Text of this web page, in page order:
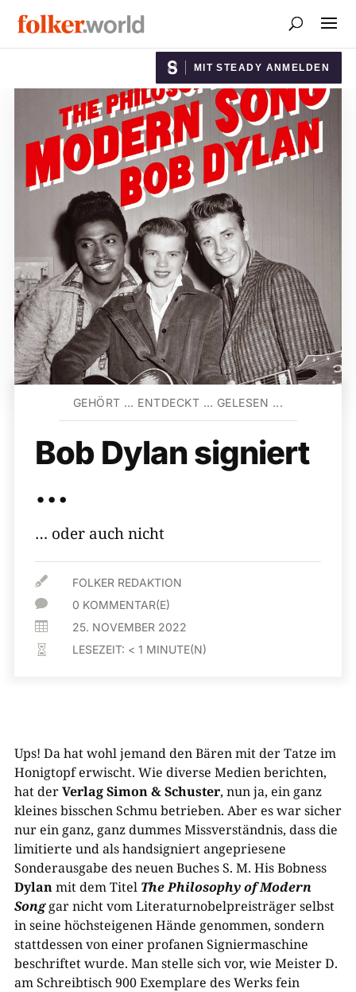
MIT STEADY ANMELDEN
GEHÖRT … ENTDECKT … GELESEN ...
Bob Dylan signiert
…
… oder auch nicht
 FOLKER REDAKTION
 0 KOMMENTAR(E)
 25. NOVEMBER 2022
 LESEZEIT: < 1 MINUTE(N)
Ups! Da hat wohl jemand den Bären mit der Tatze im
Honigtopf erwischt. Wie diverse Medien berichten,
hat derVerlag Simon & Schuster, nun ja, ein ganz
kleines bisschen Schmu betrieben. Aber es war sicher
nur ein ganz, ganz dummes Missverständnis, dass die
limitierte und als handsigniert angepriesene
Sonderausgabe des neuen Buches S. M. His Bobness
Dylanmit dem Titel The Philosophy of Modern
Songgar nicht vom Literaturnobelpreisträger selbst
in seine höchsteigenen Hände genommen, sondern
stattdessen von einer profanen Signiermaschine
beschriftet wurde. Man stelle sich vor, wie Meister D.
am Schreibtisch 900 Exemplare des Werks fein